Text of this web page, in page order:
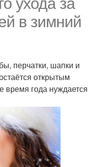
в зимний
перчатки, шапки и
открытым
время года нуждается